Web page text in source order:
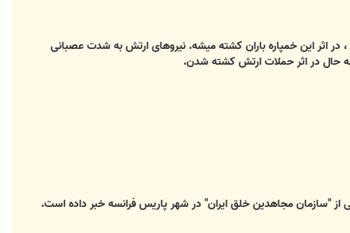
اثر این خمپاره باران کشته میشه. نیروهای ارتش به شدت عصبانی
از "سازمان مجاهدین خلق ایران" در شهر پاریس فرانسه خبر داده است.